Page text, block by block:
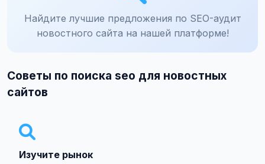
Найдите лучшие предложения по SEO-аудит
новостного сайта на нашей платформе!
Советы по поиска seo для новостных
сайтов
Изучите рынок